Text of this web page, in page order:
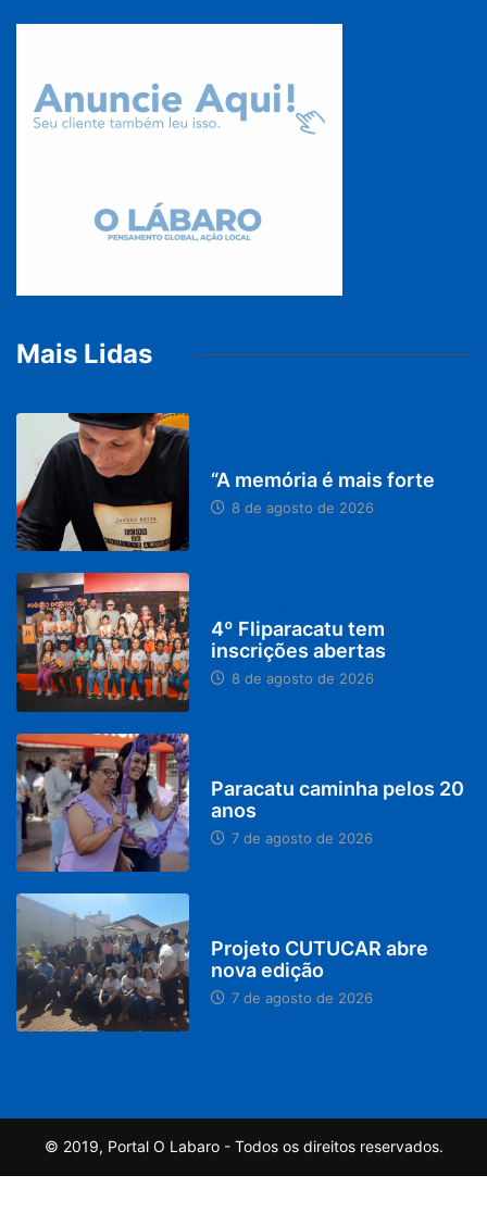
Mais Lidas
“A memória é mais forte
8 de agosto de 2026
4º Fliparacatu tem
inscrições abertas
8 de agosto de 2026
Paracatu caminha pelos 20
anos
7 de agosto de 2026
Projeto CUTUCAR abre
nova edição
7 de agosto de 2026
© 2019, Portal O Labaro - Todos os direitos reservados.